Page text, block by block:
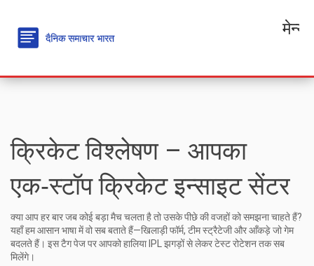
मेन्यू
क्रिकेट विश्लेषण – आपका
एक‑स्टॉप क्रिकेट इन्साइट सेंटर
क्या आप हर बार जब कोई बड़ा मैच चलता है तो उसके पीछे की वजहों को समझना चाहते हैं?
यहाँ हम आसान भाषा में वो सब बताते हैं—खिलाड़ी फॉर्म, टीम स्ट्रैटेजी और आँकड़े जो गेम
बदलते हैं। इस टैग पेज पर आपको हालिया IPL झगड़ों से लेकर टेस्ट रोटेशन तक सब
मिलेंगे।